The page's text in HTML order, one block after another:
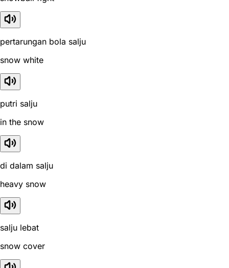
pertarungan bola salju
snow white
putri salju
in the snow
di dalam salju
heavy snow
salju lebat
snow cover